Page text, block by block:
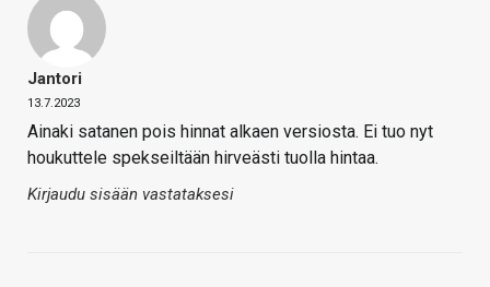
Jantori
13.7.2023
Ainaki satanen pois hinnat alkaen versiosta. Ei tuo nyt
houkuttele spekseiltään hirveästi tuolla hintaa.
Kirjaudu sisään vastataksesi